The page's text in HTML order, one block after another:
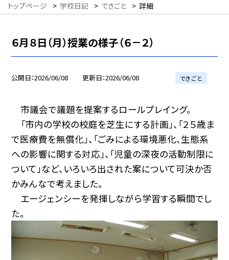
トップページ > 学校日記 > できごと > 詳細
６月８日（月）授業の様子（６－２）
公開日 2026/06/08 更新日 2026/06/08 できごと
市議会で議題を提案するロールプレイング。
「市内の学校の校庭を芝生にする計画」、「２５歳ま
で医療費を無償化」、「ごみによる環境悪化、生態系
への影響に関する対応」、「児童の深夜の活動制限に
ついて」など、いろいろ出された案について可決か否
かみんなで考えました。
エージェンシーを発揮しながら学習する瞬間でし
た。